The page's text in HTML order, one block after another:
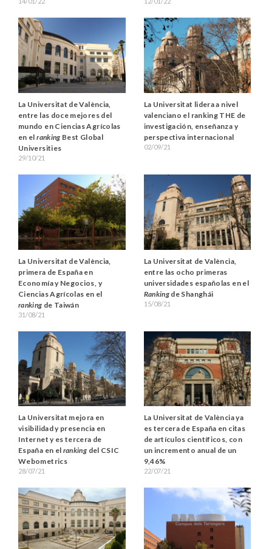
La Universitat de València,
entre las doce mejores del
mundo en Ciencias Agrícolas
en elranking Best Global
Universities
29/10/21
La Universitat lidera a nivel
valenciano el ranking THE de
investigación, enseñanza y
perspectiva internacional
02/09/21
La Universitat de València,
primera de España en
Economía y Negocios, y
Ciencias Agrícolas en el
ranking de Taiwán
31/08/21
La Universitat de València,
entre las ocho primeras
universidades españolas en el
Ranking de Shanghái
15/08/21
La Universitat mejora en
visibilidad y presencia en
Internet y es tercera de
España en el ranking del CSIC
Webometrics
28/07/21
La Universitat de València ya
es tercera de España en citas
de artículos científicos, con
un incremento anual de un
9,46%
22/07/21